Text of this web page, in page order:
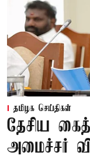
தமிழக செய்திகள்
தேசிய
அமைச்சர்